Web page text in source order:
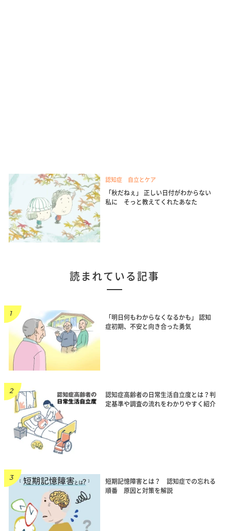
認知症 自立とケア
「秋だねぇ」 正しい日付がわからない
私に そっと教えてくれたあなた
読まれている記事
「明日何もわからなくなるかも」 認知
症初期、不安と向き合った勇気
認知症高齢者の日常生活自立度とは？判
定基準や調査の流れをわかりやすく紹介
短期記憶障害とは？ 認知症での忘れる
順番 原因と対策を解説